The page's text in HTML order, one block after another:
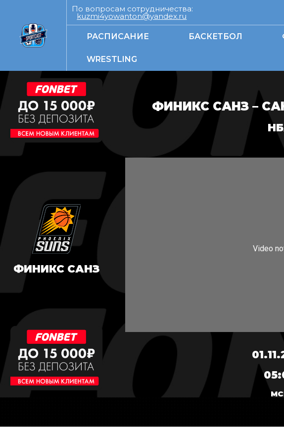
По вопросам сотрудничества:
kuzmi4yowanton@yandex.ru
РАСПИСАНИЕ БАСКЕТБОЛ
WRESTLING
ФИНИКС САНЗ
ФИНИКС САНЗ –